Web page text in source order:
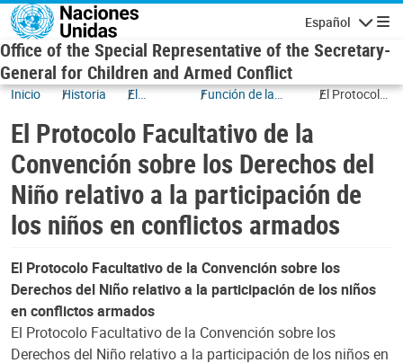
Skip to main content
Español
Office of the Special Representative of the Secretary-
General for Children and Armed Conflict
Inicio Historia
El
Función de la
General
El Protocolo
Convención
sobre los
Derechos del
Niño relativo
a la
de los niños
en conflictos
El Protocolo Facultativo de la
Convención sobre los Derechos del
Niño relativo a la participación de
los niños en conflictos armados
El Protocolo Facultativo de la Convención sobre los
Derechos del Niño relativo a la participación de los niños
en conflictos armados
El Protocolo Facultativo de la Convención sobre los
Derechos del Niño relativo a la participación de los niños en